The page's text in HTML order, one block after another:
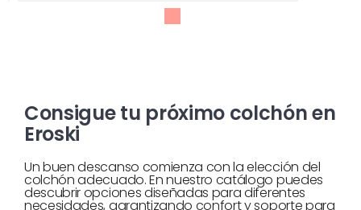
Consigue tu próximo colchón en
Eroski
Un buen descanso comienza con la elección del
colchón adecuado. En nuestro catálogo puedes
descubrir opciones diseñadas para diferentes
necesidades, garantizando confort y soporte para